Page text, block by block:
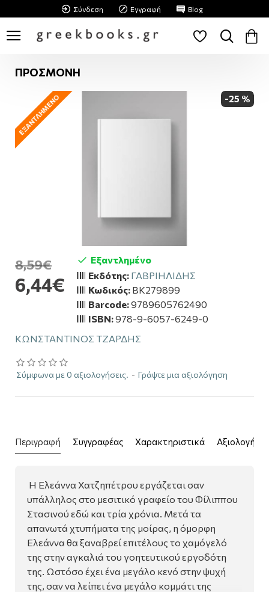
Σύνδεση Εγγραφή Blog
ΠΡΟΣΜΟΝΗ
-25 %
ΕΞΑΝΤΛΗΜΈΝΟ
ΚΩΝΣΤΑΝΤΙΝΟΣ ΤΖΑΡΔΗΣ
Σύμφωνα με 0 αξιολογήσεις. - Γράψτε μια αξιολόγηση
6,44€
8,59€
Εξαντλημένο
Εκδότης: ΓΑΒΡΙΗΛΙΔΗΣ
Κωδικός: BK279899
Barcode:9789605762490
ISBN:978-9-6057-6249-0
Περιγραφή Συγγραφέας Χαρακτηριστικά
Η Ελεάννα Χατζηπέτρου εργάζεται σαν
υπάλληλος στο μεσιτικό γραφείο του Φίλιππου
Στασινού εδώ και τρία χρόνια. Μετά τα
απανωτά χτυπήματα της μοίρας, η όμορφη
Ελεάννα θα ξαναβρεί επιτέλους το χαμόγελό
της στην αγκαλιά του γοητευτικού εργοδότη
της. Ωστόσο έχει ένα μεγάλο κενό στην ψυχή
της, σαν να λείπει ένα μεγάλο κομμάτι της